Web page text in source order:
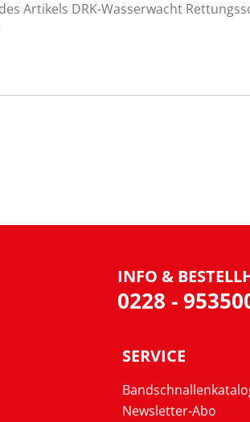
INFO &
0228 -
SERVICE
Newsletter-Abo